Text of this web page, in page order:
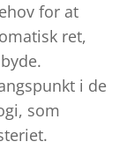
for at
ret,
i de
som